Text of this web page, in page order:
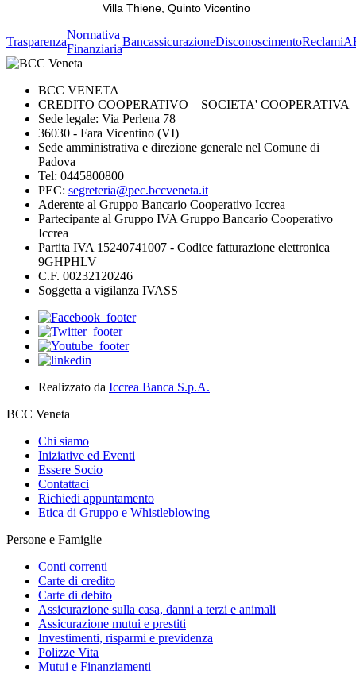
Villa Thiene, Quinto Vicentino
Trasparenza
Normativa
Finanziaria
BancassicurazioneDisconoscimentoReclami
BCC VENETA
CREDITO COOPERATIVO – SOCIETA' COOPERATIVA
Sede legale: Via Perlena 78
36030 - Fara Vicentino (VI)
Sede amministrativa e direzione generale nel Comune di
Padova
Tel: 0445800800
PEC: segreteria@pec.bccveneta.it
Aderente al Gruppo Bancario Cooperativo Iccrea
Partecipante al Gruppo IVA Gruppo Bancario Cooperativo
Iccrea
Partita IVA 15240741007 - Codice fatturazione elettronica
9GHPHLV
C.F. 00232120246
Soggetta a vigilanza IVASS
Realizzato da Iccrea Banca S.p.A.
BCC Veneta
Chi siamo
Iniziative ed Eventi
Essere Socio
Contattaci
Richiedi appuntamento
Etica di Gruppo e Whistleblowing
Persone e Famiglie
Conti correnti
Carte di credito
Carte di debito
Assicurazione sulla casa, danni a terzi e animali
Assicurazione mutui e prestiti
Investimenti, risparmi e previdenza
Polizze Vita
Mutui e Finanziamenti